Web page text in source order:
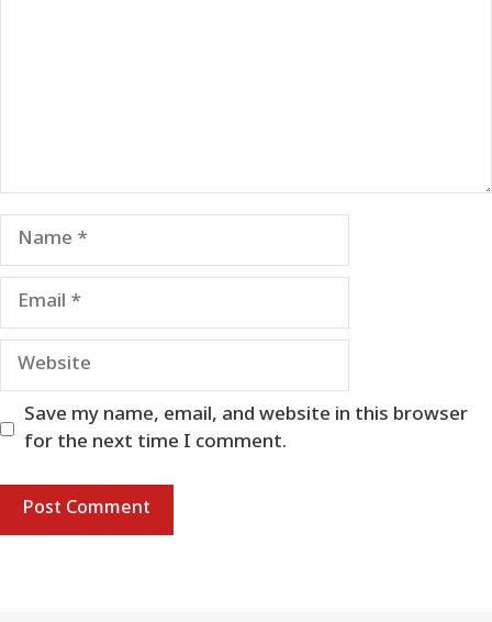
Name
Email
Website
Save my name, email, and website in this browser
for the next time I comment.